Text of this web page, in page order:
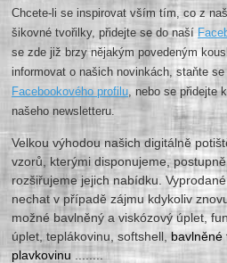
Chcete-li se inspirovat vším tím, co z
šikovné tvořilky, přidejte se do naší
se zde již brzy nějakým povedeným
informovat o našich novinkách, staňte
Facebookového profilu, nebo se přidejte
našeho newsletteru.
Velkou výhodou našich digitálně
vzorů, kterými disponujeme,
rozšiřujeme jejich nabídku.
nechat v případě zájmu kdykoliv
možné bavlněný a viskózový úplet,
úplet, teplákovinu, softshell,bavlněné
plavkovinu ........